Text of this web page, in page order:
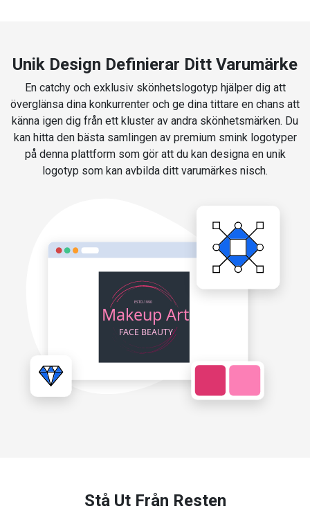
Unik Design Definierar Ditt Varumärke
En catchy och exklusiv skönhetslogotyp hjälper dig att
överglänsa dina konkurrenter och ge dina tittare en chans att
känna igen dig från ett kluster av andra skönhetsmärken. Du
kan hitta den bästa samlingen av premium smink logotyper
på denna plattform som gör att du kan designa en unik
logotyp som kan avbilda ditt varumärkes nisch.
Stå Ut Från Resten